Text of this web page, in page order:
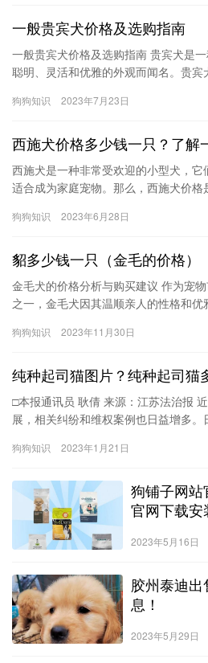
一般贵宾犬价格及选购指南
一般贵宾犬价格及选购指南 贵宾犬是
聪明、灵活和优雅的外观而闻名。贵宾
只贵…
狗狗知识 2023年7月23日
西施犬价格多少钱一只？了解
西施犬是一种非常受欢迎的小型犬，
适合成为家庭宠物。那么，西施犬价
异。在…
狗狗知识 2023年6月28日
貂多少钱一只（金毛的价格）
金毛犬的价格分析与购买建议 作为宠
之一，金毛犬因其温顺亲人的性格和优
格分…
狗狗知识 2023年11月30日
纯种起司猫图片？纯种起司猫
□本报通讯员 耿倩 来源：江苏法治报
展，相关纠纷和维权案例也日益增多
猫…
狗狗知识 2023年1月21日
狗铺子网
官网下载安
2023年5月16日
胶州泰迪
息！
2023年5月29日